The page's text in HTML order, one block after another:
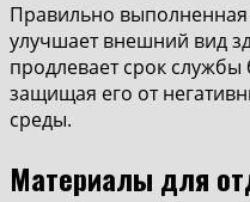
Правильно выполненная
улучшает внешний вид
продлевает срок
защищая его от
среды.
Материалы для